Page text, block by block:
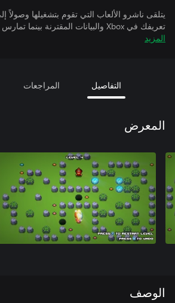
يتلقى ناشرو الألعاب التي تقوم بتشغيلها
تعريفك في Xbox والبيانات المقترنة بينما تمارس الألعاب.
المزيد
التفاصيل المراجعات
المعرض
الوصف